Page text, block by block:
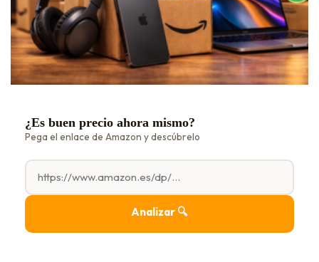
¿Es buen precio ahora mismo?
Pega el enlace de Amazon y descúbrelo
Analizar 🔍